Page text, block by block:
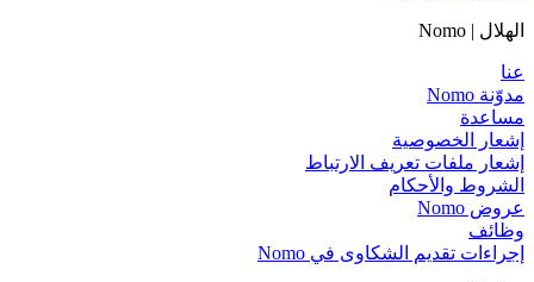
الهلال | Nomo
عنا
مدوّنة Nomo
مساعدة
إشعار الخصوصية
إشعار ملفات تعريف الارتباط
الشروط والأحكام
عروض Nomo
وظائف
إجراءات تقديم الشكاوى في Nomo